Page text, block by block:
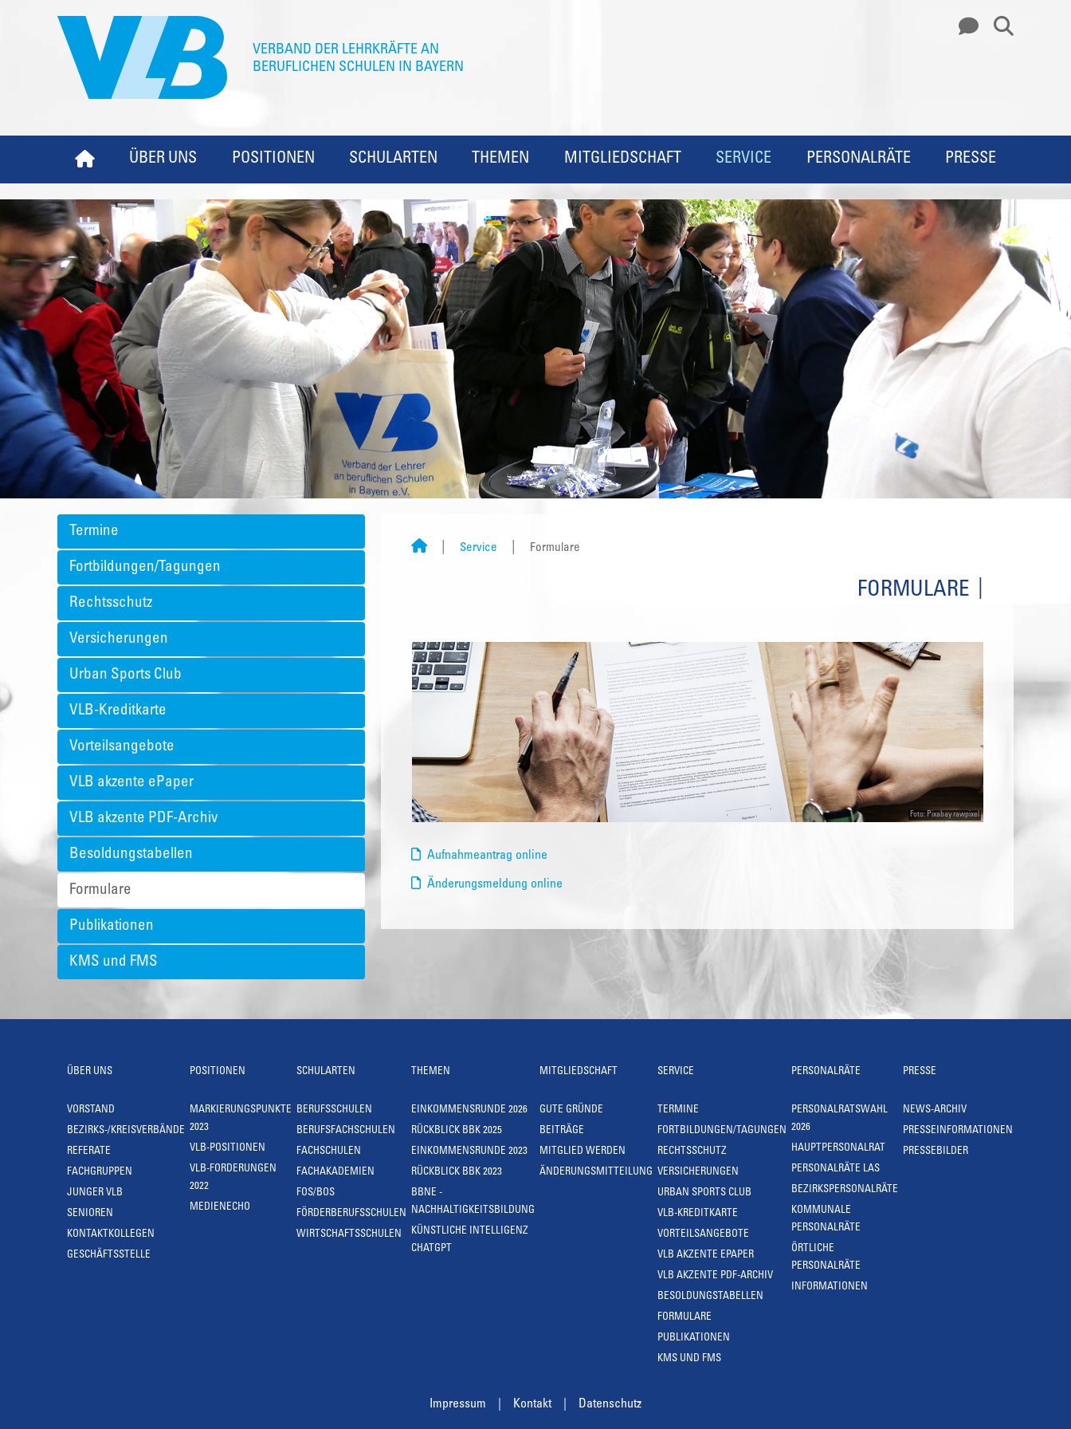
ÜBER UNS POSITIONEN SCHULARTEN THEMEN MITGLIEDSCHAFT SERVICE PERSONALRÄTE PRESSE
Termine
Fortbildungen/Tagungen
Rechtsschutz
Versicherungen
Urban Sports Club
VLB-Kreditkarte
Vorteilsangebote
VLB akzente ePaper
VLB akzente PDF-Archiv
Besoldungstabellen
Formulare
Publikationen
KMS und FMS
Service Formulare
FORMULARE
Foto: Pixabay rawpixel
Aufnahmeantrag online
Änderungsmeldung online
ÜBER UNS
VORSTAND
BEZIRKS-/KREISVERBÄNDE
REFERATE
FACHGRUPPEN
JUNGER VLB
SENIOREN
KONTAKTKOLLEGEN
GESCHÄFTSSTELLE
POSITIONEN
MARKIERUNGSPUNKTE
2023
VLB-POSITIONEN
VLB-FORDERUNGEN
2022
MEDIENECHO
SCHULARTEN
BERUFSSCHULEN
BERUFSFACHSCHULEN
FACHSCHULEN
FACHAKADEMIEN
FOS/BOS
FÖRDERBERUFSSCHULEN
WIRTSCHAFTSSCHULEN
THEMEN
EINKOMMENSRUNDE 2026
RÜCKBLICK BBK 2025
EINKOMMENSRUNDE 2023
RÜCKBLICK BBK 2023
BBNE -
NACHHALTIGKEITSBILDUNG
KÜNSTLICHE INTELLIGENZ
CHATGPT
MITGLIEDSCHAFT
GUTE GRÜNDE
BEITRÄGE
MITGLIED WERDEN
ÄNDERUNGSMITTEILUNG
SERVICE
TERMINE
FORTBILDUNGEN/TAGUNGEN
RECHTSSCHUTZ
VERSICHERUNGEN
URBAN SPORTS CLUB
VLB-KREDITKARTE
VORTEILSANGEBOTE
VLB AKZENTE EPAPER
VLB AKZENTE PDF-ARCHIV
BESOLDUNGSTABELLEN
FORMULARE
PUBLIKATIONEN
KMS UND FMS
PERSONALRÄTE
PERSONALRATSWAHL
2026
HAUPTPERSONALRAT
PERSONALRÄTE LAS
BEZIRKSPERSONALRÄTE
KOMMUNALE
PERSONALRÄTE
ÖRTLICHE
PERSONALRÄTE
INFORMATIONEN
PRESSE
NEWS-ARCHIV
PRESSEINFORMATIONEN
PRESSEBILDER
Impressum Kontakt Datenschutz